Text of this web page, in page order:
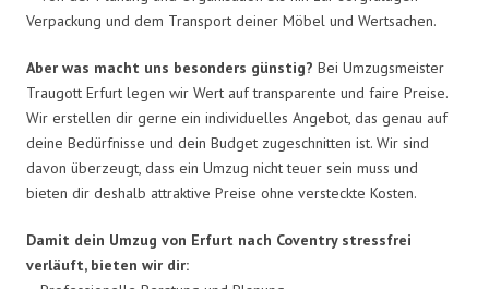
Verpackung und dem Transport deiner Möbel und Wertsachen.
Aber was macht uns besonders günstig? Bei Umzugsmeister
Traugott Erfurt legen wir Wert auf transparente und faire Preise.
Wir erstellen dir gerne ein individuelles Angebot, das genau auf
deine Bedürfnisse und dein Budget zugeschnitten ist. Wir sind
davon überzeugt, dass ein Umzug nicht teuer sein muss und
bieten dir deshalb attraktive Preise ohne versteckte Kosten.
Damit dein Umzug von Erfurt nach Coventry stressfrei
verläuft, bieten wir dir: